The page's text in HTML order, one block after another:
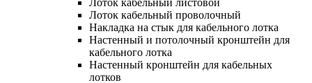
Лоток кабельный проволочный
Накладка на стык для кабельного лотка
Настенный и потолочный кронштейн для
кабельного лотка
Настенный кронштейн для кабельных
лотков